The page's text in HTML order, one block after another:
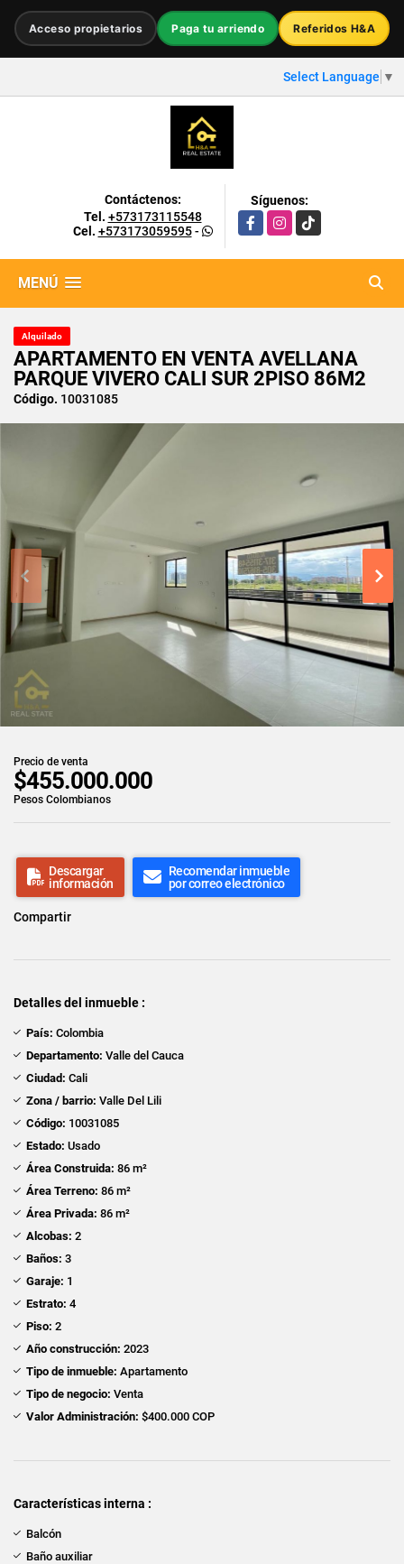
Acceso propietarios Paga tu arriendo Referidos H&A
Select Language ▼
Contáctenos:
Tel. +573173115548
Cel. +573173059595-
Síguenos:
FacebookInstagram
TikTok
MENÚ
Alquilado
APARTAMENTO EN VENTA AVELLANA
PARQUE VIVERO CALI SUR 2PISO 86M2
Código. 10031085
Precio de venta
$455.000.000
Pesos Colombianos
Descargar
información
Recomendar inmueble
por correo electrónico
Compartir
Detalles del inmueble :
País: Colombia
Departamento: Valle del Cauca
Ciudad: Cali
Zona / barrio: Valle Del Lili
Código: 10031085
Estado: Usado
Área Construida: 86 m²
Área Terreno: 86 m²
Área Privada: 86 m²
Alcobas: 2
Baños: 3
Garaje: 1
Estrato: 4
Piso: 2
Año construcción: 2023
Tipo de inmueble: Apartamento
Tipo de negocio: Venta
Valor Administración: $400.000 COP
Características interna :
Balcón
Baño auxiliar